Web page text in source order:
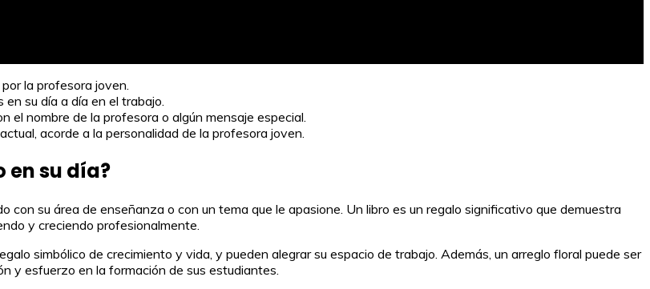
la profesora joven.
su día a día en el trabajo.
el nombre de la profesora o algún mensaje especial.
acorde a la personalidad de la profesora joven.
en su día?
con su área de enseñanza o con un tema que le apasione. Un libro es un regalo significativo que demuestra
y creciendo profesionalmente.
simbólico de crecimiento y vida, y pueden alegrar su espacio de trabajo. Además, un arreglo floral puede ser
y esfuerzo en la formación de sus estudiantes.